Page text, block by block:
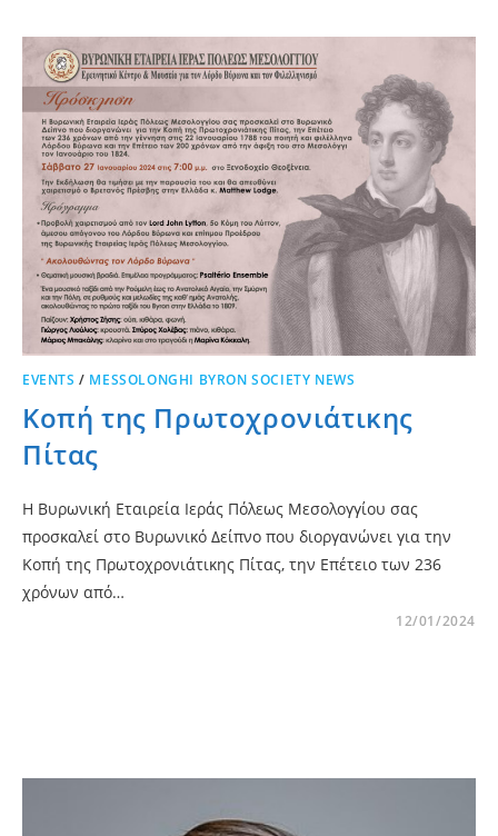
EVENTS / MESSOLONGHI BYRON SOCIETY NEWS
Κοπή της Πρωτοχρονιάτικης
Πίτας
Η Βυρωνική Εταιρεία Ιεράς Πόλεως Μεσολογγίου σας
προσκαλεί στο Βυρωνικό Δείπνο που διοργανώνει για την
Κοπή της Πρωτοχρονιάτικης Πίτας, την Επέτειο των 236
χρόνων από…
12/01/2024